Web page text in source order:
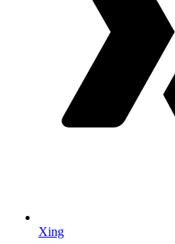
Xing